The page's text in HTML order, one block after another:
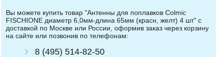
Вы можете купить товар "Антенны для поплавков Colmic
FISCHIONE диаметр 6,0мм-длина 65мм (красн, желт) 4 шт" с
доставкой по Москве или России, оформив заказ через корзину
на сайте или позвонив по телефонам:
8 (495) 514-82-50